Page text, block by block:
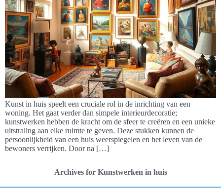
Kunst in huis speelt een cruciale rol in de inrichting van een
woning. Het gaat verder dan simpele interieurdecoratie;
kunstwerken hebben de kracht om de sfeer te creëren en een unieke
uitstraling aan elke ruimte te geven. Deze stukken kunnen de
persoonlijkheid van een huis weerspiegelen en het leven van de
bewoners verrijken. Door na […]
Archives for Kunstwerken in huis